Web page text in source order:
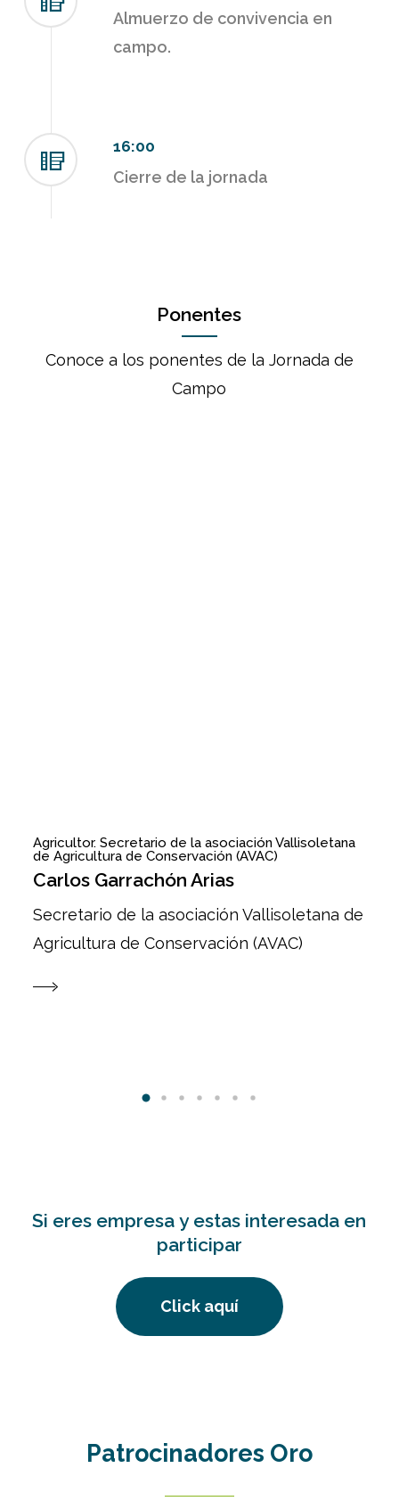
Almuerzo de convivencia en
campo.
16:00
Cierre de la jornada
Ponentes
Conoce a los ponentes de la Jornada de
Campo
Agricultor. Secretario de la asociación Vallisoletana
de Agricultura de Conservación (AVAC)
Carlos Garrachón Arias
Secretario de la asociación Vallisoletana de
Agricultura de Conservación (AVAC)
Si eres empresa y estas interesada en
participar
Click aquí
Patrocinadores Oro